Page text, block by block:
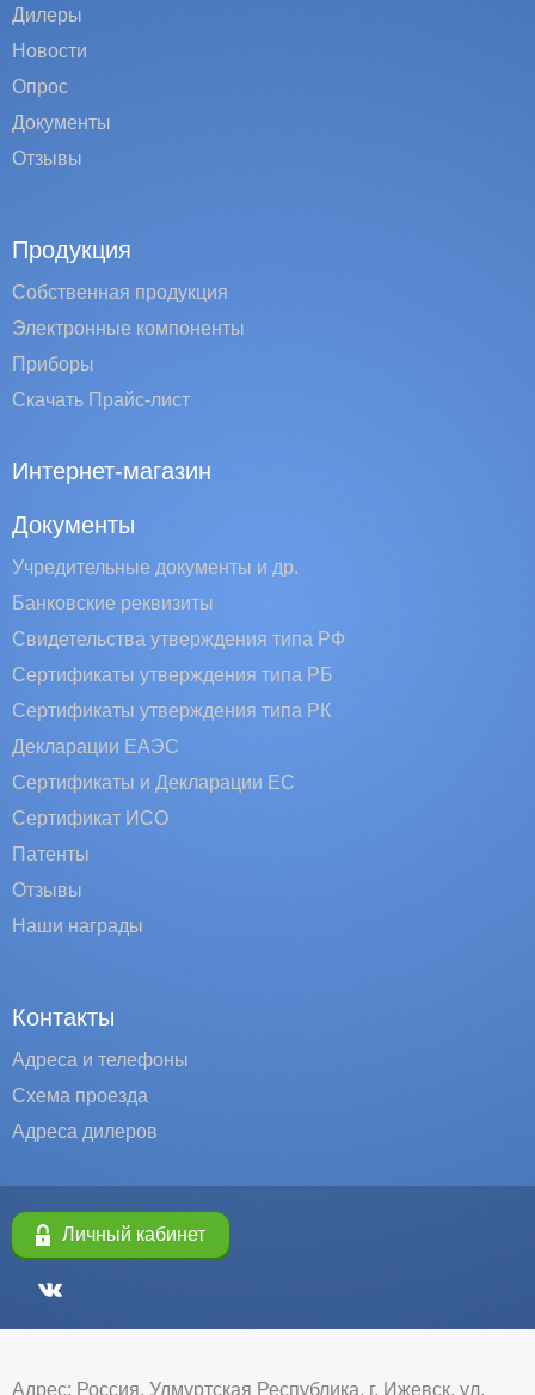
Дилеры
Новости
Опрос
Документы
Отзывы
Продукция
Собственная продукция
Электронные компоненты
Приборы
Скачать Прайс-лист
Интернет-магазин
Документы
Учредительные документы и др.
Банковские реквизиты
Свидетельства утверждения типа РФ
Сертификаты утверждения типа РБ
Сертификаты утверждения типа РК
Декларации ЕАЭС
Сертификаты и Декларации EC
Сертификат ИСО
Патенты
Отзывы
Наши награды
Контакты
Адреса и телефоны
Схема проезда
Адреса дилеров
Личный кабинет
Адрес: Россия, Удмуртская Республика, г. Ижевск, ул.